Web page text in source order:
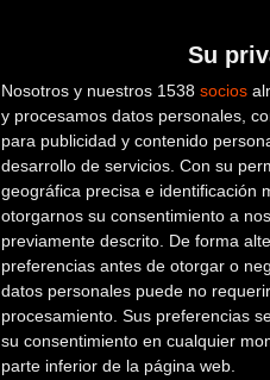
Su
Nosotros y nuestros 1538 socios
y procesamos datos personales,
para publicidad y contenido
desarrollo de servicios. Con su
geográfica precisa e identificación
otorgarnos su consentimiento a
previamente descrito. De forma
preferencias antes de otorgar o
datos personales puede no
procesamiento. Sus preferencias
su consentimiento en cualquier
parte inferior de la página web.
Bajo